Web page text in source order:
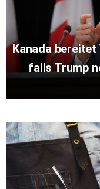
Kanada
falls Trump